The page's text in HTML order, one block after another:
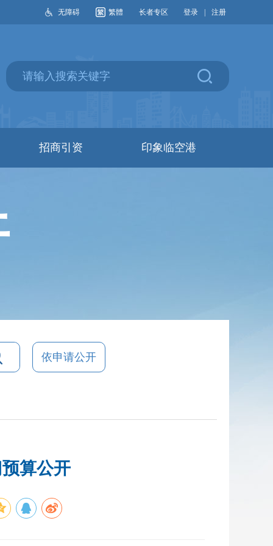
无障碍 繁體 长者专区 登录 注册
招商引资 印象临空港
依申请公开
算公开